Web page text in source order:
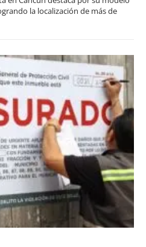
la localización de más de